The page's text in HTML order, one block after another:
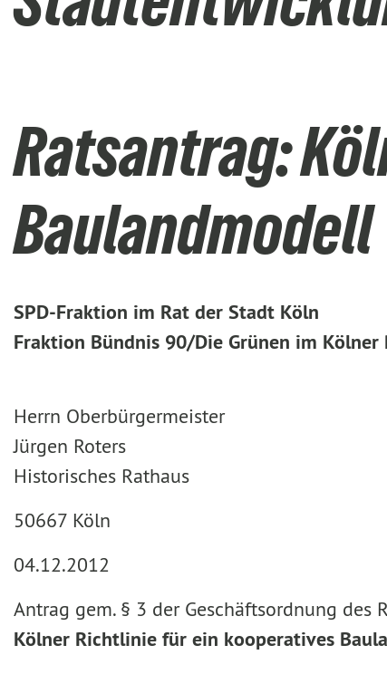
Ratsantrag:
Baulandmodell
SPD-Fraktion im Rat der Stadt Köln
Fraktion Bündnis 90/Die Grünen im Kölner
Herrn Oberbürgermeister
Jürgen Roters
Historisches Rathaus
50667 Köln
04.12.2012
Antrag gem. § 3 der Geschäftsordnung des
Kölner Richtlinie für ein kooperatives